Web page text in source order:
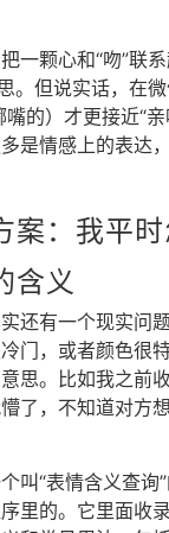
一颗心和“吻”联
。但说实话，在微
的）才更接近“亲
是情感上的表达
案：我平
含义
还有一个现实问
门，或者颜色很
思。比如我之前
了，不知道对方
叫“表情含义查询
里的。它里面收